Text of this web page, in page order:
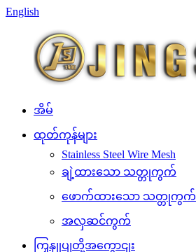
English
အိမ်
ထုတ်ကုန်များ
Stainless Steel Wire Mesh
ချဲ့ထားသော သတ္တုကွက်
ဖောက်ထားသော သတ္တုကွက်
အလှဆင်ကွက်
ကြှနျုပျတို့အကွောငျး